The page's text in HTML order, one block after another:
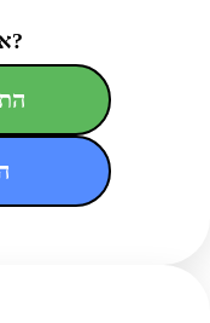
איך תרצו להתחבר?